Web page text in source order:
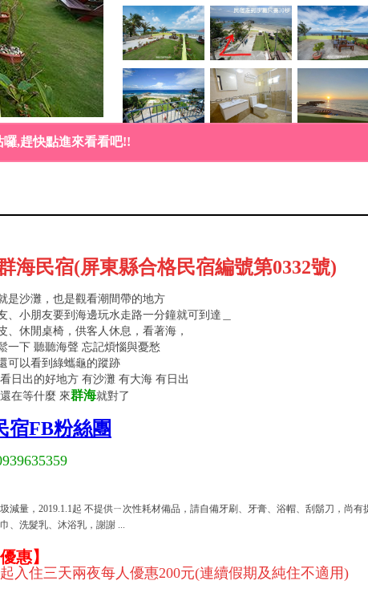
囉,趕快點進來看看吧!!
海民宿(屏東縣合格民宿編號第0332號)
是沙灘，也是觀看潮間帶的地方
、小朋友要到海邊玩水走路一分鐘就可到達＿
、休閒桌椅，供客人休息，看著海，
一下 聽聽海聲 忘記煩惱與憂愁
可以看到綠蠵龜的蹤跡
日出的好地方 有沙灘 有大海 有日出
在等什麼 來群海就對了
宿FB粉絲團
減量，2019.1.1起 不提供ㄧ次性耗材備品，請自備牙刷、牙膏、浴帽、刮鬍刀，尚有
、洗髮乳、沐浴乳，謝謝 ...
惠】
入住三天兩夜每人優惠200元(連續假期及純住不適用)